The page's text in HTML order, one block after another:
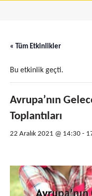
« Tüm Etkinlikler
Bu etkinlik geçti.
Avrupa’nın
Toplantıları
22 Aralık 2021 @ 14:30 -